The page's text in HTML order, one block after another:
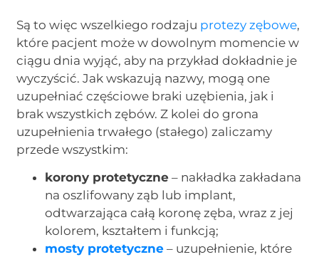
Są to więc wszelkiego rodzaju protezy zębowe,
które pacjent może w dowolnym momencie w
ciągu dnia wyjąć, aby na przykład dokładnie je
wyczyścić. Jak wskazują nazwy, mogą one
uzupełniać częściowe braki uzębienia, jak i
brak wszystkich zębów. Z kolei do grona
uzupełnienia trwałego (stałego) zaliczamy
przede wszystkim:
korony protetyczne – nakładka zakładana
na oszlifowany ząb lub implant,
odtwarzająca całą koronę zęba, wraz z jej
kolorem, kształtem i funkcją;
mosty protetyczne – uzupełnienie, które